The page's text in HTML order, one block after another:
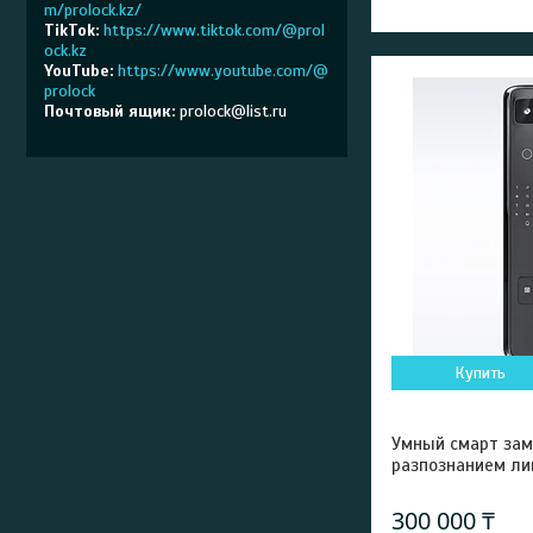
Купить
Умный смарт
разпознанием
300 000 ₸
m/prolock.kz/
TikTok https://www.tiktok.com/@prol
ock.kz
YouTube https://www.youtube.com/@
prolock
Почтовый ящик prolock@list.ru